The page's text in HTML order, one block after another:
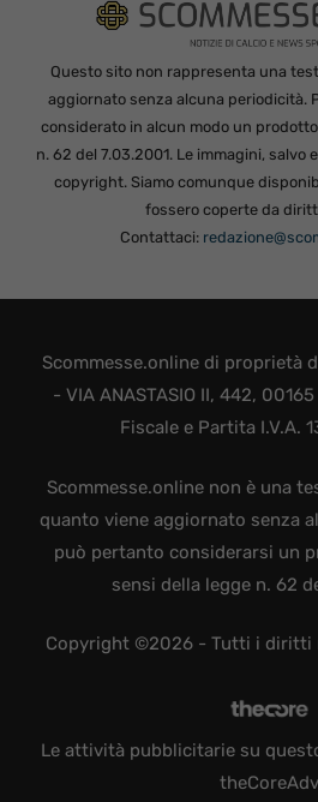
Questo sito non rappresenta una
aggiornato senza alcuna periodicità.
considerato in alcun modo un
n. 62 del 7.03.2001. Le immagini, salvo
copyright. Siamo comunque
fossero coperte da
Contattaci:
Scommesse.online di proprietà
- VIA ANASTASIO II, 442,
Fiscale e Partita I.V.A.
Scommesse.online non è una
quanto viene aggiornato senza
può pertanto considerarsi un
sensi della legge n. 62
Copyright ©2026 - Tutti i diritti
Le attività pubblicitarie su
theCoreAdv